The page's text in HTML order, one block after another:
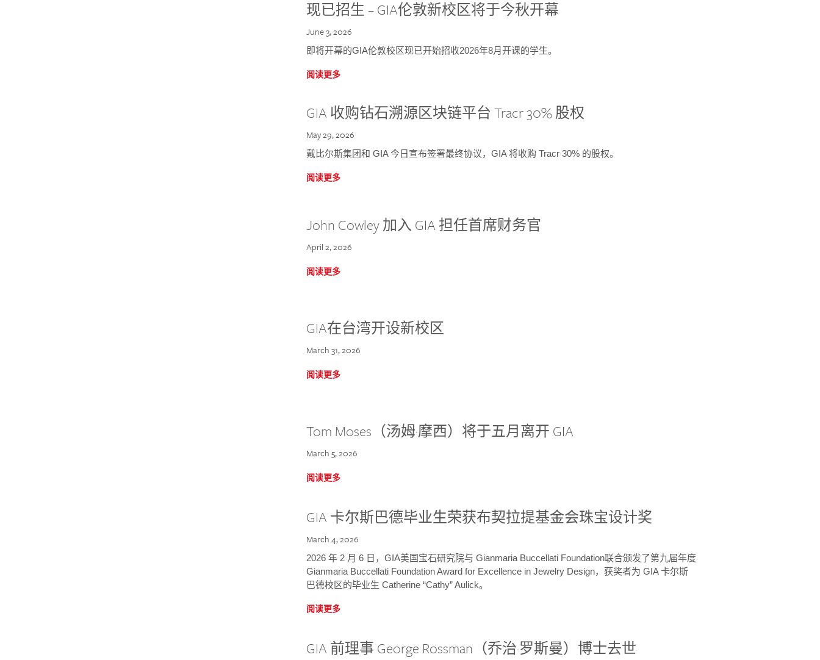
现已招生 – GIA伦敦新校区将于今秋开幕
June 3, 2026
即将开幕的GIA伦敦校区现已开始招收2026年8月开课的学生。
阅读更多
GIA 收购钻石溯源区块链平台 Tracr 30% 股权
May 29, 2026
戴比尔斯集团和 GIA 今日宣布签署最终协议，GIA 将收购 Tracr 30% 的股权。
阅读更多
John Cowley 加入 GIA 担任首席财务官
April 2, 2026
阅读更多
GIA在台湾开设新校区
March 31, 2026
阅读更多
Tom Moses（汤姆·摩西）将于五月离开 GIA
March 5, 2026
阅读更多
GIA 卡尔斯巴德毕业生荣获布契拉提基金会珠宝设计奖
March 4, 2026
2026 年 2 月 6 日，GIA美国宝石研究院与 Gianmaria Buccellati Foundation联合颁发了第九届年度
Gianmaria Buccellati Foundation Award for Excellence in Jewelry Design，获奖者为 GIA 卡尔斯
巴德校区的毕业生 Catherine “Cathy” Aulick。
阅读更多
GIA 前理事 George Rossman（乔治·罗斯曼）博士去世